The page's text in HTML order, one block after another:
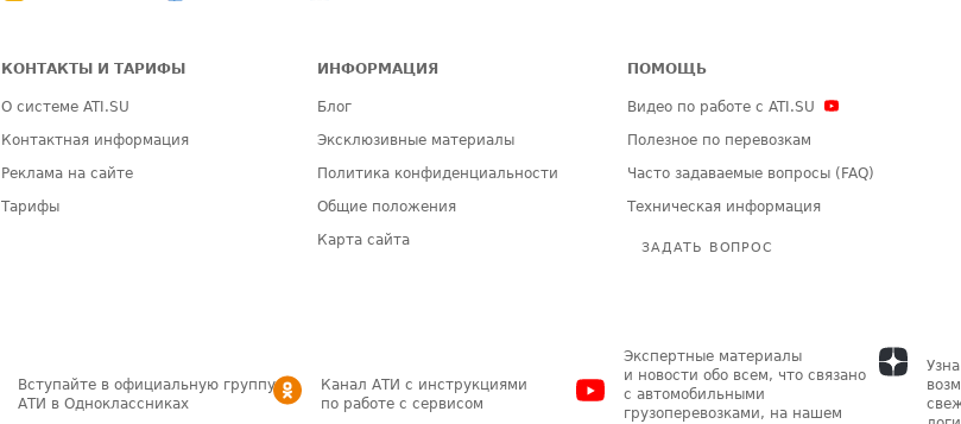
КОНТАКТЫ И ТАРИФЫ
О системе ATI.SU
Контактная информация
Реклама на сайте
Тарифы
ИНФОРМАЦИЯ
Блог
Эксклюзивные материалы
Политика конфиденциальности
Общие положения
Карта сайта
ПОМОЩЬ
Видео по работе с ATI.SU
Полезное по перевозкам
Часто задаваемые вопросы (FAQ)
Техническая информация
ЗАДАТЬ ВОПРОС
Вступайте в официальную группу
АТИ в Одноклассниках
Канал АТИ с инструкциями
по работе с сервисом
Экспертные материалы
и новости обо всем, что связано
с автомобильными
грузоперевозками, на нашем